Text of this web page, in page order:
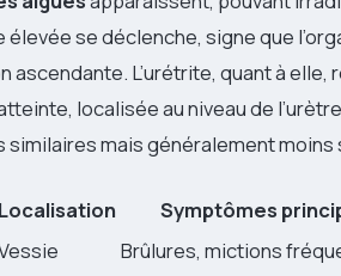
élevée se déclenche, signe que
ascendante. L’urétrite, quant à elle,
localisée au niveau de
mais généralement moins
Localisation
Symptômes
Brûlures, mictions